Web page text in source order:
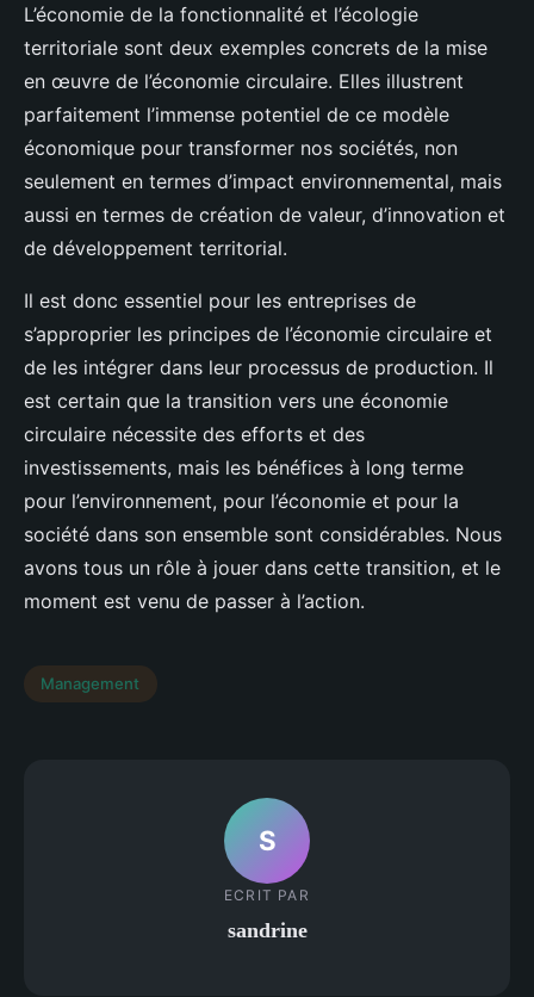
L’économie de la fonctionnalité et l’écologie
territoriale sont deux exemples concrets de la mise
en œuvre de l’économie circulaire. Elles illustrent
parfaitement l’immense potentiel de ce modèle
économique pour transformer nos sociétés, non
seulement en termes d’impact environnemental, mais
aussi en termes de création de valeur, d’innovation et
de développement territorial.
Il est donc essentiel pour les entreprises de
s’approprier les principes de l’économie circulaire et
de les intégrer dans leur processus de production. Il
est certain que la transition vers une économie
circulaire nécessite des efforts et des
investissements, mais les bénéfices à long terme
pour l’environnement, pour l’économie et pour la
société dans son ensemble sont considérables. Nous
avons tous un rôle à jouer dans cette transition, et le
moment est venu de passer à l’action.
Management
S
ECRIT PAR
sandrine